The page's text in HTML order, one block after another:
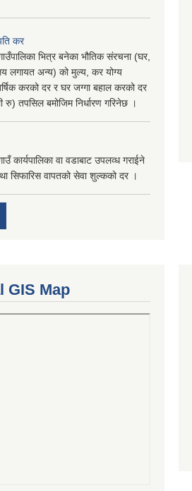
कर
भित्र बनेका भौतिक संरचना (घर,
लगायत अन्य) को मुल्य, कर योग्य
करको दर र घर जग्गा बहाल करको दर
रु) तपसिल बमोजिम निर्धारण गरिनेछ ।
कार्यपालिका वा वडाबाट उपलव्ध गराईने
सिफारिस वापतको सेवा शुल्कको दर ।
GIS Map